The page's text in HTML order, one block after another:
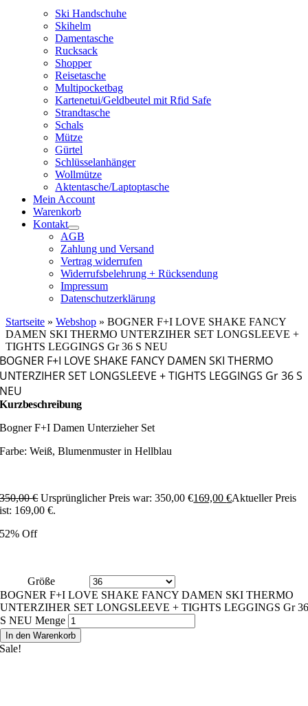
Ski Handschuhe
Skihelm
Damentasche
Rucksack
Shopper
Reisetasche
Multipocketbag
Kartenetui/Geldbeutel mit Rfid Safe
Strandtasche
Schals
Mütze
Gürtel
Schlüsselanhänger
Wollmütze
Aktentasche/Laptoptasche
Mein Account
Warenkorb
Kontakt
AGB
Zahlung und Versand
Vertrag widerrufen
Widerrufsbelehrung + Rücksendung
Impressum
Datenschutzerklärung
Startseite » Webshop » BOGNER F+I LOVE SHAKE FANCY
DAMEN SKI THERMO UNTERZIHER SET LONGSLEEVE +
TIGHTS LEGGINGS Gr 36 S NEU
BOGNER F+I LOVE SHAKE FANCY DAMEN SKI THERMO
UNTERZIHER SET LONGSLEEVE + TIGHTS LEGGINGS Gr 36 S
NEU
Kurzbeschreibung
Bogner F+I Damen Unterzieher Set
Farbe: Weiß, Blumenmuster in Hellblau
350,00€ Ursprünglicher Preis war: 350,00 €169,00€Aktueller Preis
ist: 169,00 €.
52% Off
Größe
BOGNER F+I LOVE SHAKE FANCY DAMEN SKI THERMO
UNTERZIHER SET LONGSLEEVE + TIGHTS LEGGINGS Gr
S NEU Menge
In den Warenkorb
Sale!